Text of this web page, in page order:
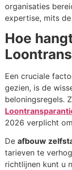
organisaties
expertise, mits
Hoe
Een cruciale
gezien, is de
beloningsregels.
2026 verplicht
De afbouw
tarieven te
richtlijnen kunt u